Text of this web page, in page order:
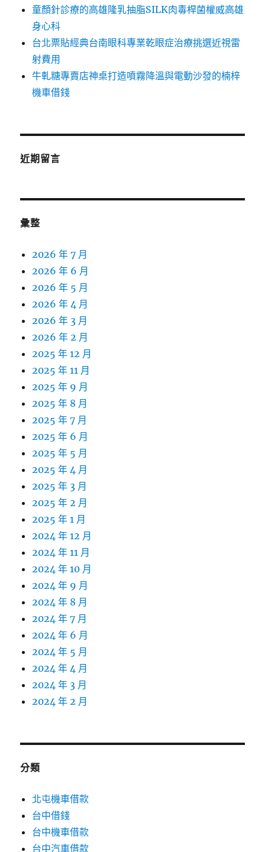
童顏針診療的高雄隆乳抽脂SILK肉毒桿菌權威高雄
身心科
台北票貼經典台南眼科專業乾眼症治療挑選近視雷
射費用
牛軋糖專賣店神桌打造噴霧降溫與電動沙發的楠梓
機車借錢
近期留言
彙整
2026 年 7 月
2026 年 6 月
2026 年 5 月
2026 年 4 月
2026 年 3 月
2026 年 2 月
2025 年 12 月
2025 年 11 月
2025 年 9 月
2025 年 8 月
2025 年 7 月
2025 年 6 月
2025 年 5 月
2025 年 4 月
2025 年 3 月
2025 年 2 月
2025 年 1 月
2024 年 12 月
2024 年 11 月
2024 年 10 月
2024 年 9 月
2024 年 8 月
2024 年 7 月
2024 年 6 月
2024 年 5 月
2024 年 4 月
2024 年 3 月
2024 年 2 月
分類
北屯機車借款
台中借錢
台中機車借款
台中汽車借款